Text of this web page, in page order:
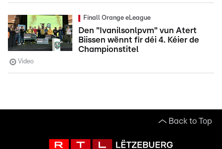
Finall Orange eLeague
Den "Ivanilsonlpvm" vun Atert
Biissen wënnt fir déi 4. Kéier de
Championstitel
Video
Back to Top